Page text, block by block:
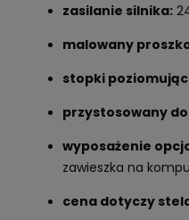
zasilanie silnika:
malowany
stopki
przystosowany
wyposażenie
zawieszka na
cena dotyczy